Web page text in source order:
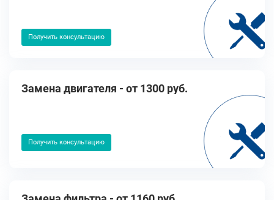
Получить консультацию
Замена двигателя - от 1300 руб.
Получить консультацию